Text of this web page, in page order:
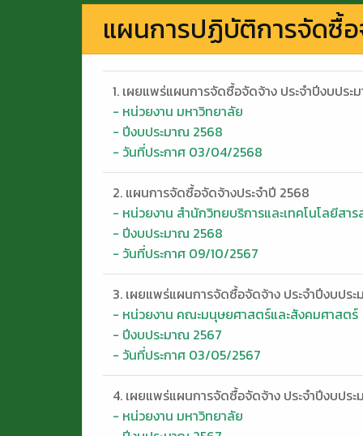
แผนการปฏิบัติการจัดซื้
1. เผยแพร่แผนการจัดซื้อจัดจ้าง ประจำปีงบปร
- หน่วยงาน มหาวิทยาลัย
- ปีงบประมาณ 2568
- วันที่ประกาศ 03/04/2568
2. แผนการจัดซื้อจัดจ้างประจำปี 2568
- หน่วยงาน สำนักวิทยบริการและเทคโนโลยีสาร
- ปีงบประมาณ 2568
- วันที่ประกาศ 09/10/2567
3. เผยแพร่แผนการจัดซื้อจัดจ้าง ประจำปีงบปร
- หน่วยงาน คณะมนุษยศาสตร์และสังคมศาสตร์
- ปีงบประมาณ 2567
- วันที่ประกาศ 03/05/2567
4. เผยแพร่แผนการจัดซื้อจัดจ้าง ประจำปีงบปร
- หน่วยงาน มหาวิทยาลัย